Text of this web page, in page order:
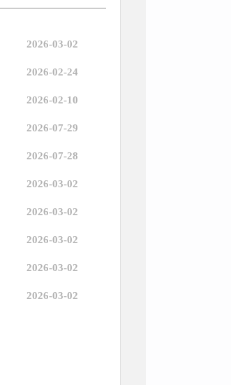
2026-03-02
2026-02-24
2026-02-10
2026-07-29
2026-07-28
2026-03-02
2026-03-02
2026-03-02
2026-03-02
2026-03-02